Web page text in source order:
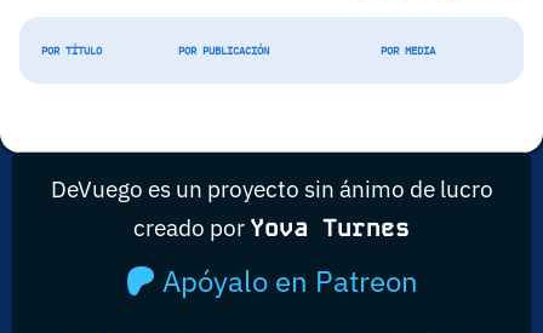
POR TÍTULO POR PUBLICACIÓN POR MEDIA
DeVuego es un proyecto sin ánimo de lucro
creado por Yova Turnes
Apóyalo en Patreon